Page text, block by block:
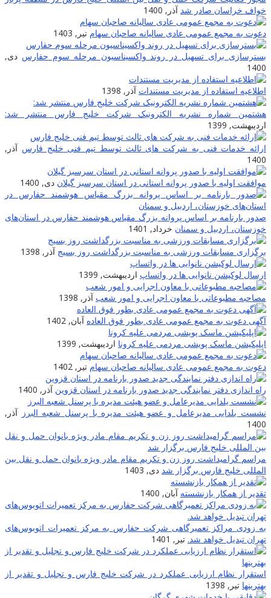
خواف خراسان صادر شد آذر, 1400
دعوت به مجمع عمومی عادی سالیانه صاحبان سهام تیر, 1403
بسترسازی برای تسهیل در روند واکسیناسیون مرحله سوم حفارس دی,
1400
اطلاعیه استفاده از مدیریت مستندات آذر, 1398
هشتمین شماره نشریه الکترونیک شرکت خلیج فارس منتشر شد:
اردیبهشت, 1399
ارائه خدمات فنی به شرکت های ثالث توسط تیم فنی خلیج فارس آذر,
1400
موافقت اولیه با صدور پروانه استانی در استان سرسبز گیلان دی, 1400
صدور بارنامه بر اساس پروانه بزرگ مقیاس هوشمند حفارس در استان‌های
خوزستان، اردبیل و سمنان خرداد, 1401
برگزاری مسابقات ورزشی به مناسبت بزرگداشت روز بسیج آذر, 1398
ارسال لوکیشن نانوایی ها در واتساپ اردیبهشت, 1399
مصاحبه مطبوعاتی با معاون اجرایی و امور شعب آذر, 1398
آگهی دعوت به مجمع عمومی عادی بطور فوق العاده آبان, 1402
اپلیکیشن ماسک پویشی مردمی علیه کرونا اردیبهشت, 1399
دعوت به مجمع عمومی عادی سالیانه صاحبان سهام تیر, 1402
راه اندازی دفتر نمایندگی جدید صدور بارنامه در استان قزوین آذر, 1400
نشست یلدایی مدیرعامل و عضو هیئت مدیره با پرسنل شعبه البرز آذر,
1400
مراسم گرامیداشت روز زن و تکریم مقام مادر ویژه بانوان حمل و نقل بین
المللی خلیج فارس برگزار شد دی, 1403
تقدیر از همکار بازنشسته آبان, 1400
به زودی مراکز تعمیرگاهی شرکت حفارس به مرکز تعمیرات اتوبوس‌های
تهران تبدیل خواهد شد. تیر, 1401
استقرار نظام ارزیابی عملکرد در شرکت خلیج فارس و تجلیل و تقدیر از
بهترینها تیر, 1398